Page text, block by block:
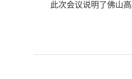
此次会议说明了佛山高